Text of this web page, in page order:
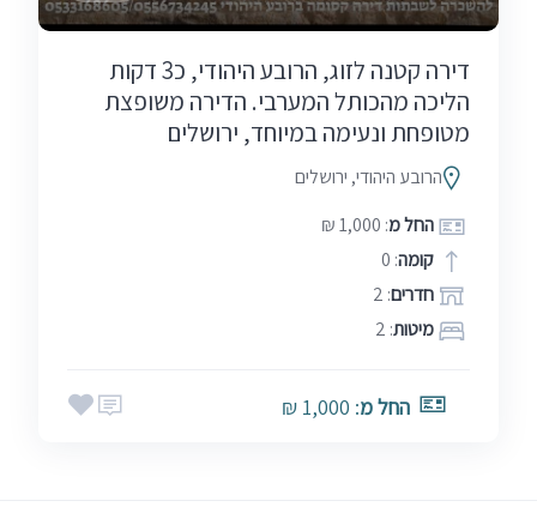
דירה קטנה לזוג, הרובע היהודי, כ3 דקות
הליכה מהכותל המערבי. הדירה משופצת
מטופחת ונעימה במיוחד, ירושלים
הרובע היהודי, ירושלים
החל מ: 1,000 ₪
קומה: 0
חדרים: 2
מיטות: 2
החל מ: 1,000 ₪